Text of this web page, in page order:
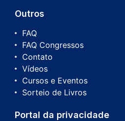
Outros
FAQ
FAQ Congressos
Contato
Vídeos
Cursos e Eventos
Sorteio de Livros
Portal da privacidade